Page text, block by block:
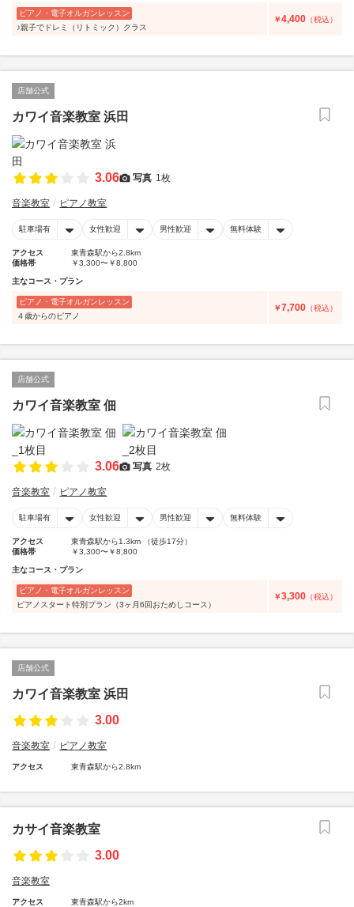
ピアノ・電子オルガンレッスン
♪親子でドレミ（リトミック）クラス
￥4,400 （税込）
店舗公式
カワイ音楽教室 浜田
3.06 写真 1枚
音楽教室 ピアノ教室
駐車場有 女性歓迎 男性歓迎 無料体験
アクセス
東青森駅から2.8km
価格帯
￥3,300〜￥8,800
主なコース・プラン
ピアノ・電子オルガンレッスン
４歳からのピアノ
￥7,700 （税込）
店舗公式
カワイ音楽教室 佃
3.06 写真 2枚
音楽教室 ピアノ教室
駐車場有 女性歓迎 男性歓迎 無料体験
アクセス
東青森駅から1.3km （徒歩17分）
価格帯
￥3,300〜￥8,800
主なコース・プラン
ピアノ・電子オルガンレッスン
ピアノスタート特別プラン（3ヶ月6回おためしコース）
￥3,300 （税込）
店舗公式
カワイ音楽教室 浜田
3.00
音楽教室 ピアノ教室
アクセス 東青森駅から2.8km
カサイ音楽教室
3.00
音楽教室
アクセス 東青森駅から2km